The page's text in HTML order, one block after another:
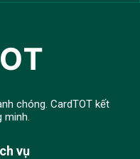
chóng. CardTOT kết
vụ